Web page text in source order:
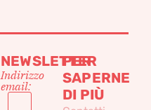
NEWSLETTER
Indirizzo
email:
PER
SAPERNE
DI PIÙ